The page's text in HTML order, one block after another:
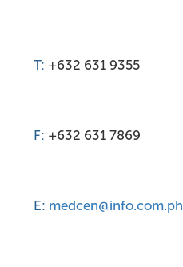
T: +632 631 9355
F: +632 631 7869
E: medcen@info.com.ph